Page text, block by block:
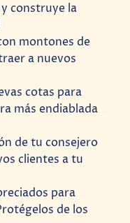
y construye la
montones de
a nuevos
cotas para
más endiablada
de tu consejero
clientes a tu
para
de los